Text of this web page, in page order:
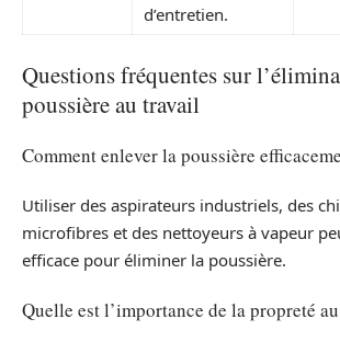
d’entretien.
Questions fréquentes sur
poussière au travail
Comment enlever la poussière
Utiliser des aspirateurs industriels, des
microfibres et des nettoyeurs à vapeur
efficace pour éliminer la poussière.
Quelle est l’importance de la propreté